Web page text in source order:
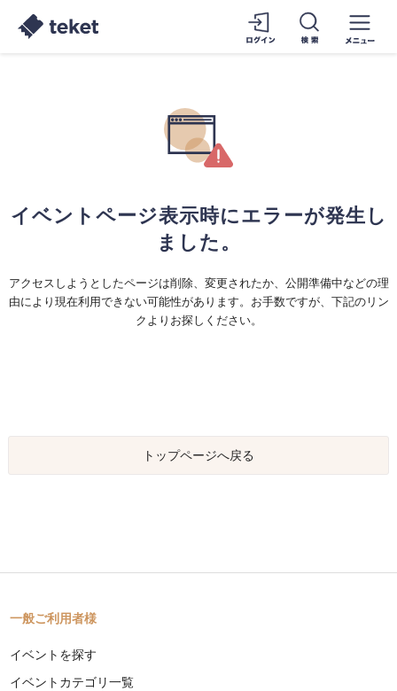
イベントページ表示時にエラーが発生し
ました。
アクセスしようとしたページは削除、変更されたか、公開準備中などの理
由により現在利用できない可能性があります。お手数ですが、下記のリン
クよりお探しください。
トップページへ戻る
一般ご利用者様
イベントを探す
イベントカテゴリ一覧